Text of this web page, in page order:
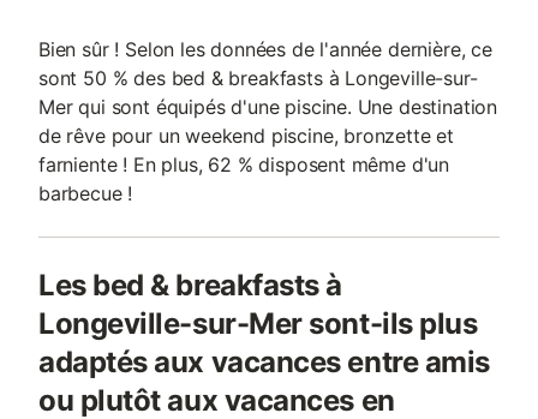
Bien sûr ! Selon les données de l'année dernière, ce
sont 50 % des bed & breakfasts à Longeville-sur-
Mer qui sont équipés d'une piscine. Une destination
de rêve pour un weekend piscine, bronzette et
farniente ! En plus, 62 % disposent même d'un
barbecue !
Les bed & breakfasts à
Longeville-sur-Mer sont-ils plus
adaptés aux vacances entre amis
ou plutôt aux vacances en